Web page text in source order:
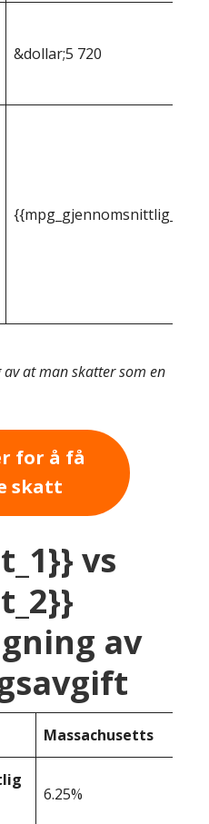
&dollar;5 720
at man skatter som en
for å få
skatt
vs
av
Massachusetts
6.25%